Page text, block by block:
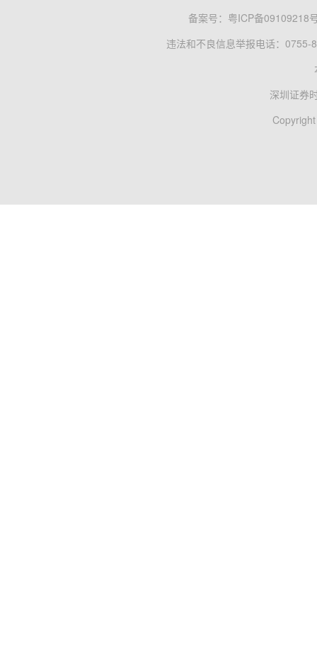
备案号： 粤ICP备09109218
违法和不良信息举报电话：0755-
深圳证券